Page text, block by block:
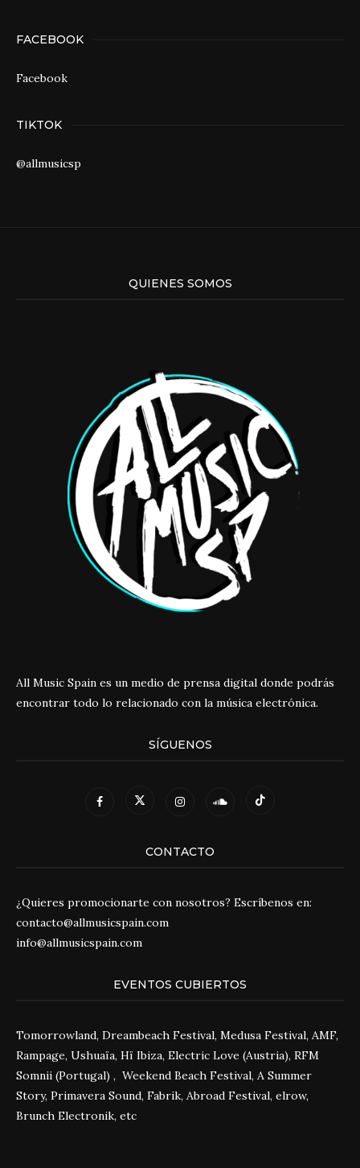
FACEBOOK
Facebook
TIKTOK
@allmusicsp
QUIENES SOMOS
All Music Spain es un medio de prensa digital donde podrás
encontrar todo lo relacionado con la música electrónica.
SÍGUENOS
CONTACTO
¿Quieres promocionarte con nosotros? Escríbenos en:
contacto@allmusicspain.com
info@allmusicspain.com
EVENTOS CUBIERTOS
Tomorrowland, Dreambeach Festival, Medusa Festival, AMF,
Rampage, Ushuaïa, Hï Ibiza, Electric Love (Austria), RFM
Somnii (Portugal) , Weekend Beach Festival, A Summer
Story, Primavera Sound, Fabrik, Abroad Festival, elrow,
Brunch Electronik, etc